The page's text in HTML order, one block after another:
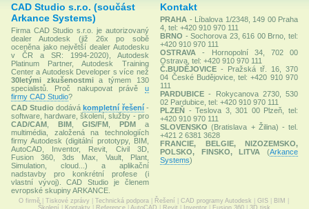
CAD Studio s.r.o. (součást
Arkance Systems)
Firma CAD Studio s.r.o. je autorizovaný
dealer Autodesk (již 26x po sobě
oceněna jako největší dealer Autodesku
v ČR a SR: 1994-2020), Autodesk
Platinum Partner, Autodesk Training
Center a Autodesk Developer s více než
30letými zkušenostmia týmem 130
specialistů. Proč nakupovat právě u
firmy CAD Studio?
CAD Studio dodávákompletní řešení-
software, hardware, školení, služby - pro
CAD/CAM
BIM,GIS/FM ,PDM a
multimédia, založená na technologiích
firmy Autodesk (digitální prototypy, BIM,
AutoCAD, Inventor, Revit, Civil 3D,
Fusion 360, 3ds Max, Vault, Plant,
Simulation, cloud...) a aplikační
nadstavby pro konkrétní profese (i
vlastní vývoj). CAD Studio je členem
evropské skupiny ARKANCE.
Kontakt
PRAHA - Líbalova 1/2348, 149 00 Praha
4, tel: +420 910 970 111
BRNO - Sochorova 23, 616 00 Brno, tel:
+420 910 970 111
OSTRAVA
- Hornopolní 34, 702 00
Ostrava, tel: +420 910 970 111
Č.BUDĚJOVICE - Pražská tř. 16, 370
04 České Budějovice, tel: +420 910 970
111
PARDUBICE - Rokycanova 2730, 530
02 Pardubice, tel: +420 910 970 111
PLZEŇ - Teslova 3, 301 00 Plzeň, tel:
+420 910 970 111
SLOVENSKO (Bratislava + Žilina) - tel.
+421 2 6381 3628
FRANCIE, BELGIE, NIZOZEMSKO,
POLSKO, FINSKO, LITVA
(Arkance
Systems)
O firmě Tiskové zprávy Technická podpora Řešení CAD programy Autodesk GIS BIM
Školení
Kontakty Reference| AutoCAD Revit Inventor| Fusion 360| 3D tisk